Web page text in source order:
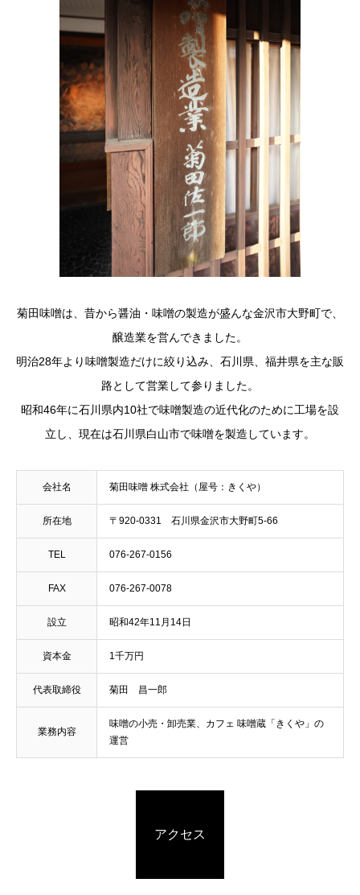
菊田味噌は、昔から醤油・味噌の製造が盛んな金沢市大野町で、
醸造業を営んできました。
明治28年より味噌製造だけに絞り込み、石川県、福井県を主な販
路として営業して参りました。
昭和46年に石川県内10社で味噌製造の近代化のために工場を設
立し、現在は石川県白山市で味噌を製造しています。
会社名 菊田味噌 株式会社（屋号：きくや）
所在地 〒920-0331 石川県金沢市大野町5-66
TEL 076-267-0156
FAX 076-267-0078
設立 昭和42年11月14日
資本金 1千万円
代表取締役 菊田 昌一郎
業務内容
味噌の小売・卸売業、カフェ 味噌蔵「きくや」の
運営
アクセス